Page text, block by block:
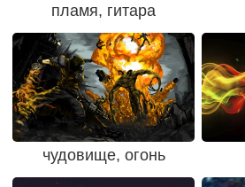
пламя, гитара
чудовище, огонь